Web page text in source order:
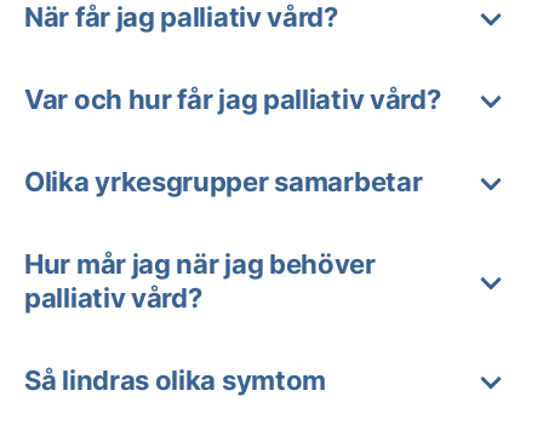
När får jag palliativ vård?
Var och hur får jag palliativ vård?
Olika yrkesgrupper samarbetar
Hur mår jag när jag behöver
palliativ vård?
Så lindras olika symtom